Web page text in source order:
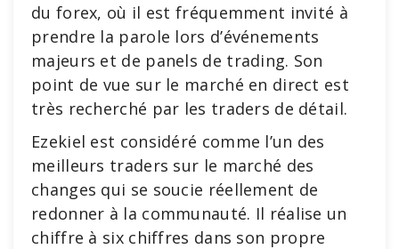
du forex, où il est fréquemment invité à
prendre la parole lors d’événements
majeurs et de panels de trading. Son
point de vue sur le marché en direct est
très recherché par les traders de détail.
Ezekiel est considéré comme l’un des
meilleurs traders sur le marché des
changes qui se soucie réellement de
redonner à la communauté. Il réalise un
chiffre à six chiffres dans son propre